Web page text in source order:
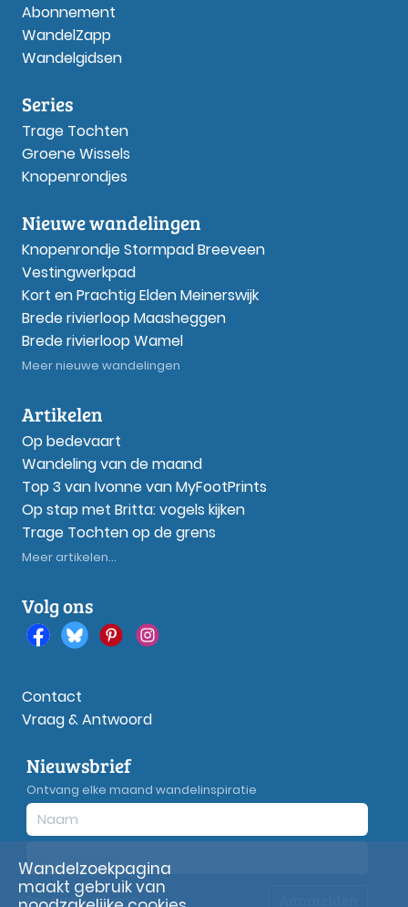
Abonnement
WandelZapp
Wandelgidsen
Series
Trage Tochten
Groene Wissels
Knopenrondjes
Nieuwe wandelingen
Knopenrondje Stormpad Breeveen
Vestingwerkpad
Kort en Prachtig Elden Meinerswijk
Brede rivierloop Maasheggen
Brede rivierloop Wamel
Meer nieuwe wandelingen
Artikelen
Op bedevaart
Wandeling van de maand
Top 3 van Ivonne van MyFootPrints
Op stap met Britta: vogels kijken
Trage Tochten op de grens
Meer artikelen...
Volg ons
Contact
Vraag & Antwoord
Nieuwsbrief
Ontvang elke maand wandelinspiratie
Privacyverklaring
Wandelzoekpagina
maakt gebruik van